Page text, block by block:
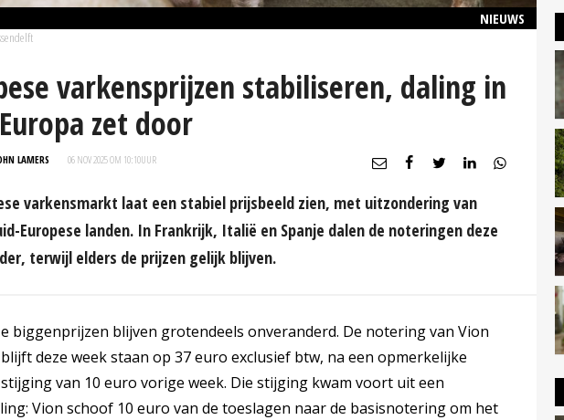
NIEUWS
varkensprijzen stabiliseren, daling in
zet door
LAMERS 06 NOV 2025 OM 10:10UUR
varkensmarkt laat een stabiel prijsbeeld zien, met uitzondering van
Europese landen. In Frankrijk, Italië en Spanje dalen de noteringen deze
terwijl elders de prijzen gelijk blijven.
e biggenprijzen blijven grotendeels onveranderd. De notering van Vion
blijft deze week staan op 37 euro exclusief btw, na een opmerkelijke
stijging van 10 euro vorige week. Die stijging kwam voort uit een
Vion schoof 10 euro van de toeslagen naar de basisnotering om het